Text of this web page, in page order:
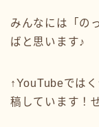
みんなには「の
ばと思います♪
↑YouTubeでは
稿しています！